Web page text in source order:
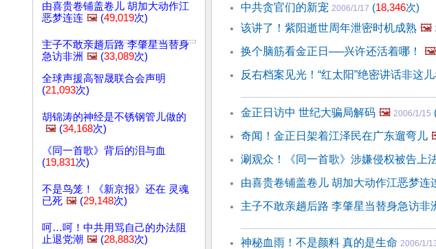
由喜贵卷铺盖卷儿 胡加大动作江
恶梦连连 🖼️ (49,019次)
主子不敢亲趟后路 李肇星当替身
急访非洲 🖼️ (33,089次)
全球声援高智晟联合会声明
(21,093次)
胡锦涛的神经是不锈钢管儿做的
🖼️ (34,168次)
《同一首歌》背后的泪与血
(19,831次)
不是鸟笼！《新京报》还在 灵魂
已死 🖼️ (29,148次)
呵…呵！中共用骂自己的办法阻
止退党潮 🖼️ (28,883次)
中共贪官们的新宠 2006/1/17 (18,346次)
该讲了！紫阳逝世周年泄密时机成熟 🖼️
换个脑筋看金正日──兴许还活着哪！
🖼️
反右档案见光！“红太阳”绝密讲话非这
金正日访中 世纪大骗局解码 🖼️ 2006/1/15
奇闻！金正日架着江泽民在广东遛弯儿
涮观众！《同一首歌》涉嫌侵权被告上
由喜贵卷铺盖卷儿 胡加大动作江恶梦连
主子不敢亲趟后路 李肇星当替身急访非
神秘血雨！不是颜料 真的是生命 2006/1/